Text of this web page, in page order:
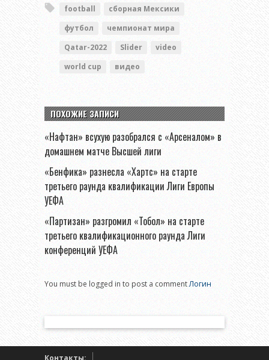
football
сборная Мексики
футбол
чемпионат мира
Qatar-2022
Slider
video
world cup
видео
ПОХОЖИЕ ЗАПИСИ
«Нафтан» всухую разобрался с «Арсеналом» в
домашнем матче Высшей лиги
«Бенфика» разнесла «Хартс» на старте
третьего раунда квалификации Лиги Европы
УЕФА
«Партизан» разгромил «Тобол» на старте
третьего квалификационного раунда Лиги
конференций УЕФА
You must be logged in to post a commentЛогин
Контакты: